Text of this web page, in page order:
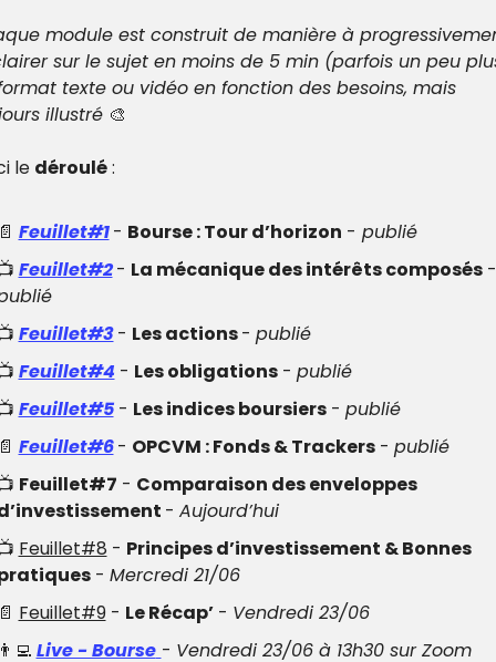
module est construit de manière à
sur le sujet en moins de 5 min (parfois un peu
texte ou vidéo en fonction des besoins, mais
illustré 🎨
le déroulé :
Feuillet#1- Bourse : Tour d’horizon - publié
Feuillet#2- La mécanique des intérêts composés
Feuillet#3- Les actions - publié
Feuillet#4 - Les obligations - publié
Feuillet#5 - Les indices boursiers - publié
Feuillet#6- OPCVM : Fonds & Trackers - publié
Feuillet#7 - Comparaison des enveloppes
- Aujourd’hui
Feuillet#8 - Principes d’investissement & Bonnes
- Mercredi 21/06
Feuillet#9 - Le Récap’ - Vendredi 23/06
Live - Bourse - Vendredi 23/06 à 13h30 sur Zoom